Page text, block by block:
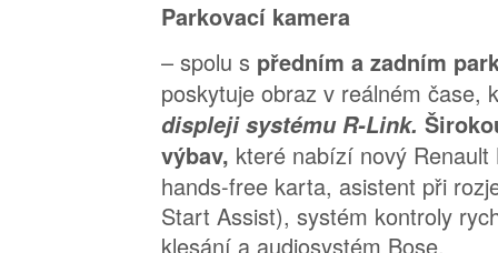
Parkovací kamera
– spolu s předním a zadním
poskytuje obraz v reálném čase,
displeji systému R-Link.
výbav, které nabízí nový Renault
hands-free karta, asistent při
Start Assist), systém kontroly
klesání a audiosystém Bose.